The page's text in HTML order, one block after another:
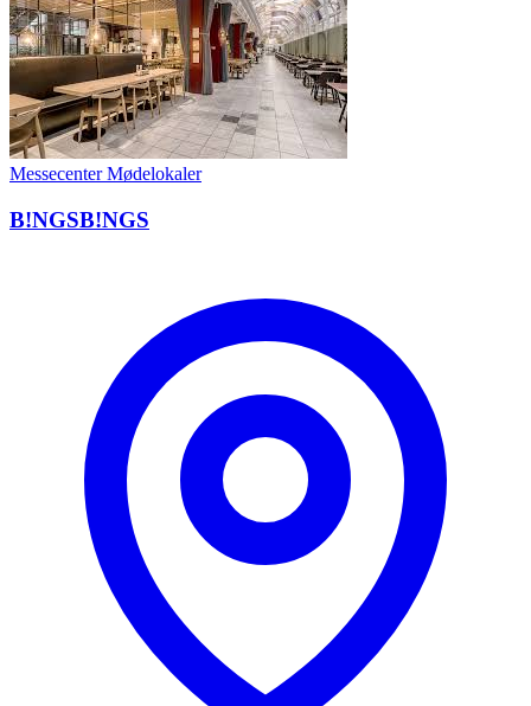
MessecenterMødelokaler
B!NGSB!NGS